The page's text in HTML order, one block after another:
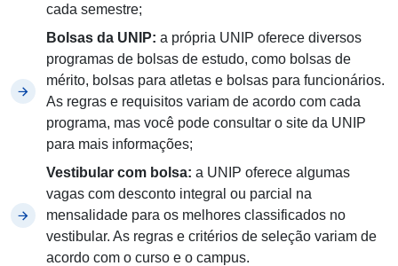
cada semestre;
Bolsas da UNIP: a própria UNIP oferece diversos
programas de bolsas de estudo, como bolsas de
mérito, bolsas para atletas e bolsas para funcionários.
As regras e requisitos variam de acordo com cada
programa, mas você pode consultar o site da UNIP
para mais informações;
Vestibular com bolsa: a UNIP oferece algumas
vagas com desconto integral ou parcial na
mensalidade para os melhores classificados no
vestibular. As regras e critérios de seleção variam de
acordo com o curso e o campus.